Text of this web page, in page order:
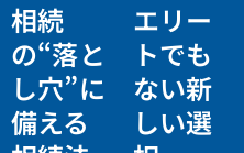
相続
の“落と
し穴”に
備える
エリー
トでも
ない新
しい選